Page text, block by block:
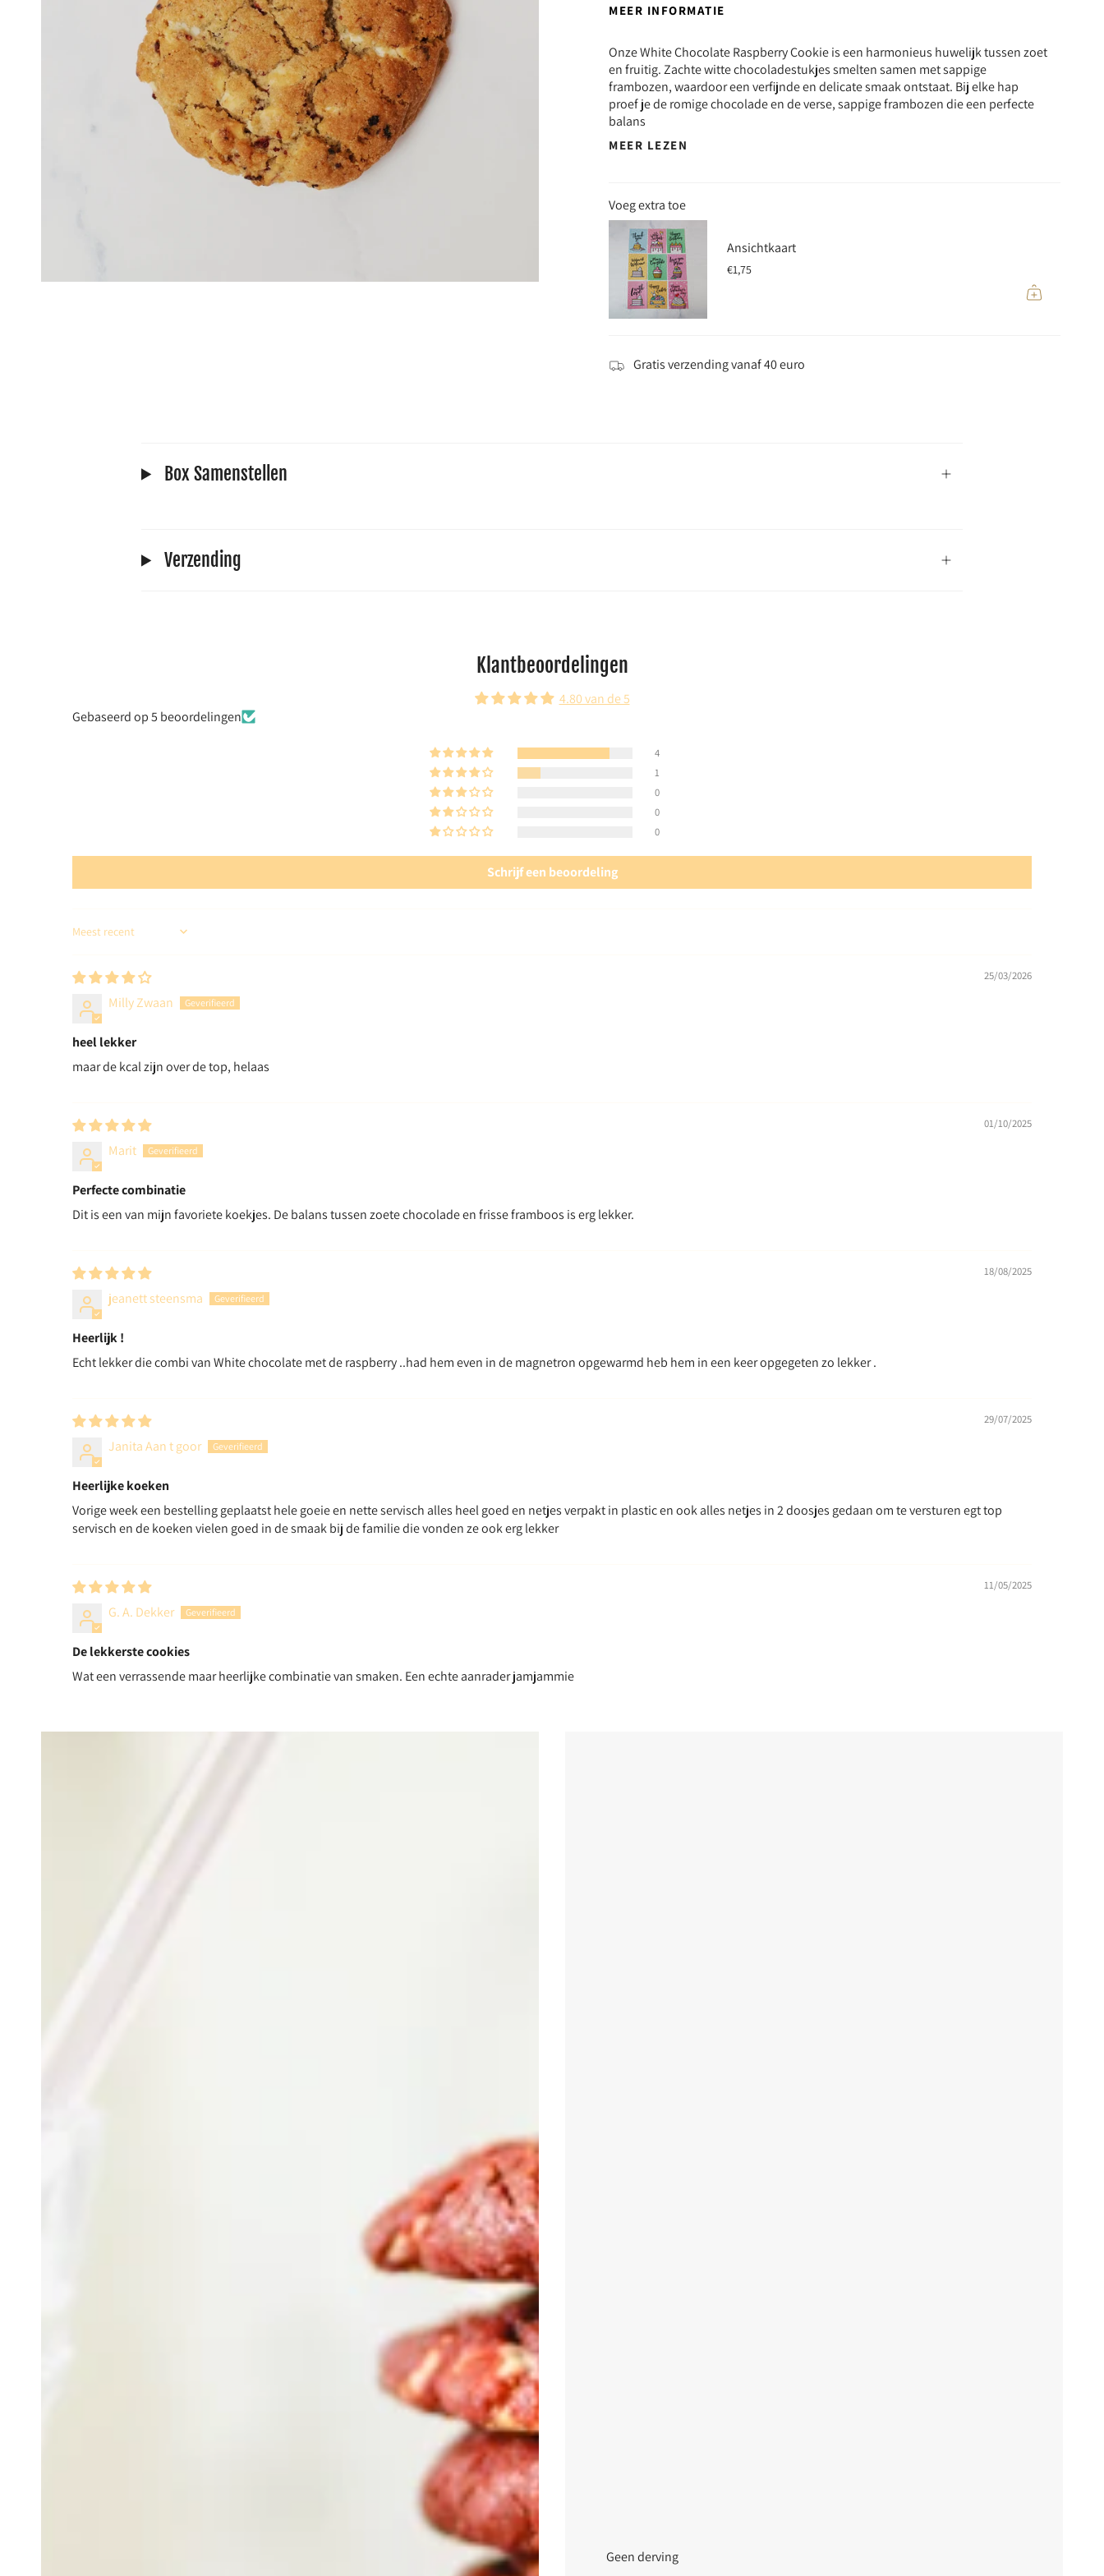
MEER INFORMATIE
Onze White Chocolate Raspberry Cookie is een harmonieus huwelijk tussen zoet
en fruitig. Zachte witte chocoladestukjes smelten samen met sappige
frambozen, waardoor een verfijnde en delicate smaak ontstaat. Bij elke hap
proef je de romige chocolade en de verse, sappige frambozen die een perfecte
balans
MEER LEZEN
Voeg extra toe
Ansichtkaart
€1,75
Gratis verzending vanaf 40 euro
Box Samenstellen
Verzending
Klantbeoordelingen
4.80 van de 5
Gebaseerd op 5 beoordelingen
4
1
0
0
0
Schrijf een beoordeling
Sort by
25/03/2026
Milly Zwaan
heel lekker
maar de kcal zijn over de top, helaas
01/10/2025
Marit
Perfecte combinatie
Dit is een van mijn favoriete koekjes. De balans tussen zoete chocolade en frisse framboos is erg lekker.
18/08/2025
jeanett steensma
Heerlijk !
Echt lekker die combi van White chocolate met de raspberry ..had hem even in de magnetron opgewarmd heb hem in een keer opgegeten zo lekker .
29/07/2025
Janita Aan t goor
Heerlijke koeken
Vorige week een bestelling geplaatst hele goeie en nette servisch alles heel goed en netjes verpakt in plastic en ook alles netjes in 2 doosjes gedaan om te versturen egt top
servisch en de koeken vielen goed in de smaak bij de familie die vonden ze ook erg lekker
11/05/2025
G. A. Dekker
De lekkerste cookies
Wat een verrassende maar heerlijke combinatie van smaken. Een echte aanrader jamjammie
Geen derving